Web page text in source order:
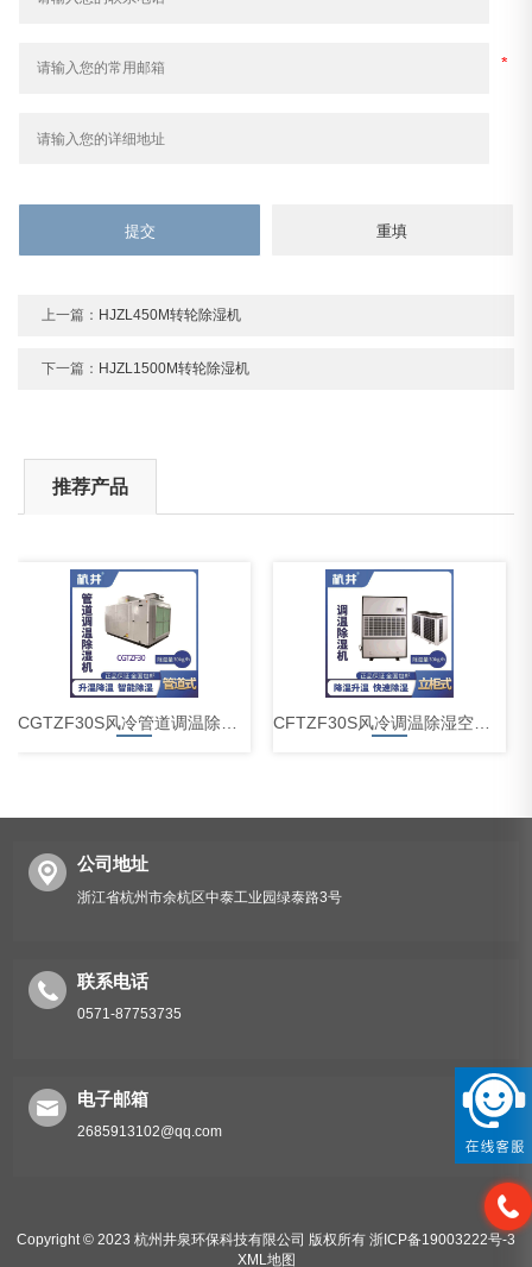
上一篇： HJZL450M转轮除湿机
下一篇： HJZL1500M转轮除湿机
推荐产品
CGTZF30S风冷管道调温除湿空调机组 CFTZF30S风冷调温除湿空调机组
公司地址
浙江省杭州市余杭区中泰工业园绿泰路3号
联系电话
0571-87753735
电子邮箱
2685913102@qq.com
Copyright © 2023 杭州井泉环保科技有限公司 版权所有 浙ICP备19003222号-3
XML地图